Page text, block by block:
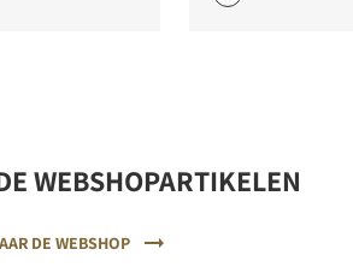
WEBSHOPARTIKELEN
DE WEBSHOP